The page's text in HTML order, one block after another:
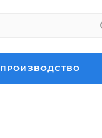
ПРОИЗВОДСТВО